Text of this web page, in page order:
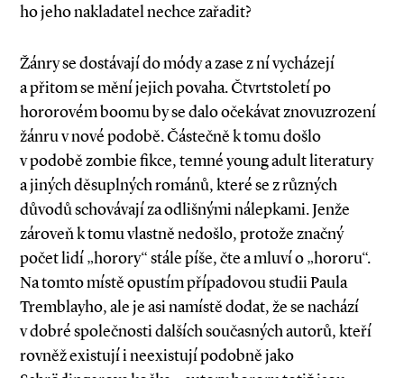
ho jeho nakladatel nechce zařadit?
Žánry se dostávají do módy a zase z ní vycházejí
a přitom se mění jejich povaha. Čtvrtstoletí po
hororovém boomu by se dalo očekávat znovuzrození
žánru v nové podobě. Částečně k tomu došlo
v podobě zombie fikce, temné young adult literatury
a jiných děsuplných románů, které se z různých
důvodů schovávají za odlišnými nálepkami. Jenže
zároveň k tomu vlastně nedošlo, protože značný
počet lidí „horory“ stále píše, čte a mluví o „hororu“.
Na tomto místě opustím případovou studii Paula
Tremblayho, ale je asi namístě dodat, že se nachází
v dobré společnosti dalších současných autorů, kteří
rovněž existují i neexistují podobně jako